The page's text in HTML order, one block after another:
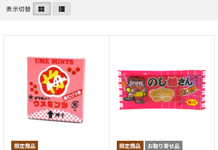
表示切替
お取り寄せ品